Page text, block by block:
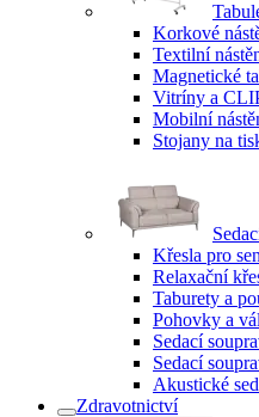
Korkové
Textilní
Magnetické
Vitríny a
Mobilní
Stojany na
Křesla pro
Relaxační
Taburety a
Pohovky a
Sedací
Sedací
Akustické
Zdravotnictví